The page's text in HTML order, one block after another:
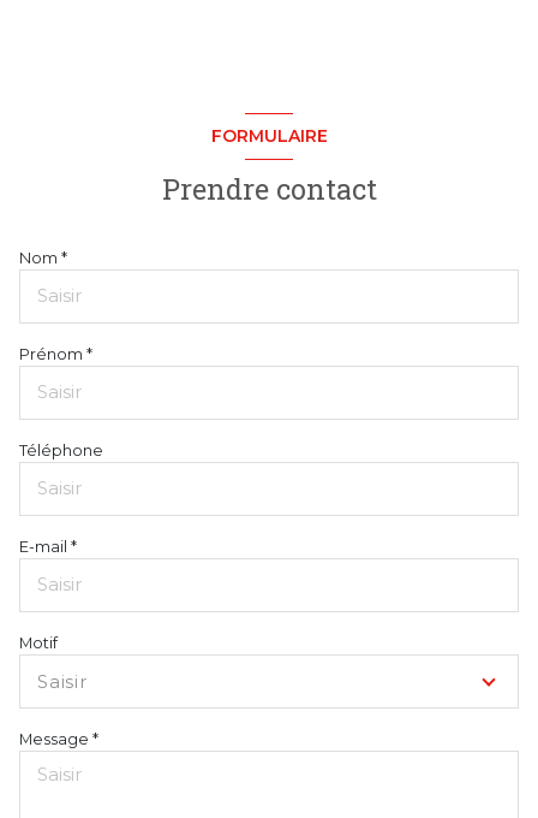
FORMULAIRE
Prendre contact
Nom *
Prénom *
Téléphone
E-mail *
Motif
Saisir
Message *